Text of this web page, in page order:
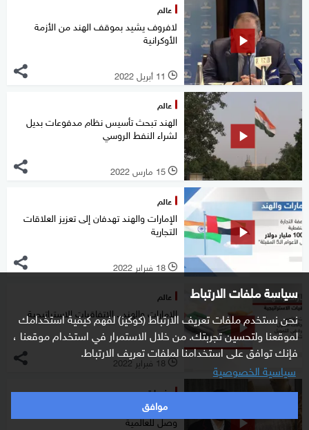
سياسة ملفات الارتباط
نحن نستخدم ملفات تعريف الارتباط (كوكيز) لفهم كيفية استخدامك
لموقعنا ولتحسين تجربتك. من خلال الاستمرار في استخدام موقعنا ،
فإنك توافق على استخدامنا لملفات تعريف الارتباط.
سياسية الخصوصية
موافق
عالم
لافروف يشيد بموقف الهند من الأزمة
الأوكرانية
l 11 أبريل 2022
عالم
الهند تبحث تأسيس نظام مدفوعات بديل
لشراء النفط الروسي
l 15 مارس 2022
عالم
الإمارات والهند تهدفان إلى تعزيز العلاقات
التجارية
l 18 فبراير 2022
عالم
الإمارات والهند.. الاتفاقيات الاستراتيجية
l 18 فبراير 2022
منوعات
فيلم 83.. قصة فريق الكريكيت الذي
وصل للعالمية